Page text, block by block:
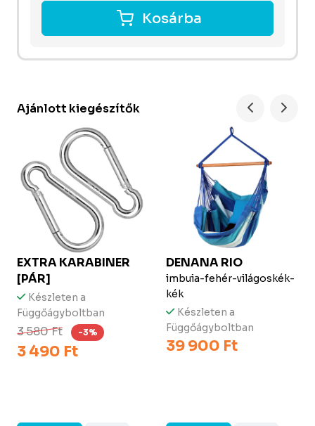
Kosárba
Ajánlott kiegészítők
EXTRA KARABINER
[PÁR]
Készleten a
Függőágyboltban
3 580 Ft -3%
3 490 Ft
DENANARIO
imbuia-fehér-világoskék-
kék
Készleten a
Függőágyboltban
39 900 Ft